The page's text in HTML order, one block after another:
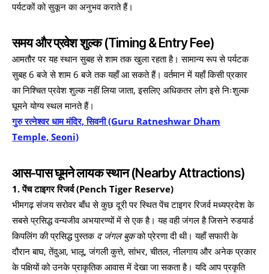
पर्यटकों को सुकून का अनुभव कराते हैं।
समय और प्रवेश शुल्क (Timing & Entry Fee)
आमतौर पर यह स्थान सुबह से शाम तक खुला रहता है। सामान्य रूप से पर्यटक
सुबह 6 बजे से शाम 6 बजे तक यहाँ आ सकते हैं। वर्तमान में यहाँ किसी प्रकार
का निश्चित प्रवेश शुल्क नहीं लिया जाता, इसलिए अधिकतर लोग इसे निःशुल्क
घूमने योग्य स्थल मानते हैं।
गुरु रत्नेश्वर धाम मंदिर, सिवनी (Guru Ratneshwar Dham
Temple, Seoni)
आस-पास घूमने लायक स्थान (Nearby Attractions)
1. पेंच टाइगर रिजर्व (Pench Tiger Reserve)
भीमगढ़ संजय सरोवर बाँध से कुछ दूरी पर स्थित पेंच टाइगर रिजर्व मध्यप्रदेश के
सबसे प्रसिद्ध वन्यजीव अभयारण्यों में से एक है। यह वही जंगल है जिसने रुडयार्ड
किपलिंग की प्रसिद्ध पुस्तक द जंगल बुकको प्रेरणा दी थी। यहाँ सफारी के
दौरान बाघ, तेंदुआ, भालू, जंगली कुत्ते, सांभर, चीतल, नीलगाय और अनेक प्रकार
के पक्षियों को उनके प्राकृतिक आवास में देखा जा सकता है। यदि आप प्रकृति